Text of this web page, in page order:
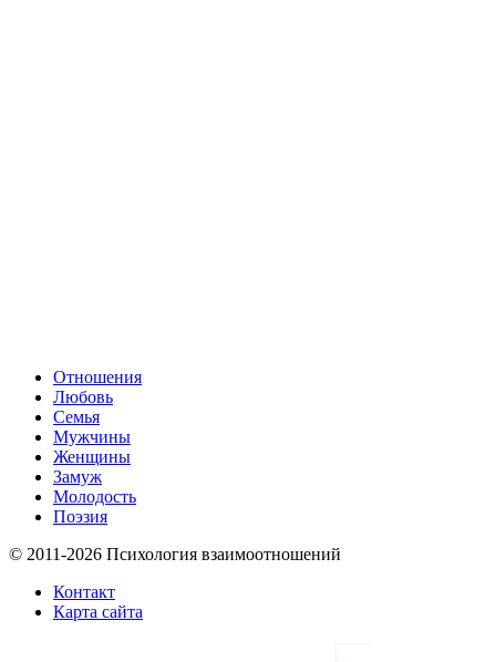
Отношения
Любовь
Семья
Мужчины
Женщины
Замуж
Молодость
Поэзия
© 2011-2026 Психология взаимоотношений
Контакт
Карта сайта